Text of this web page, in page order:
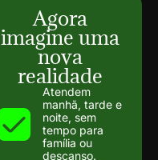
Agora
imagine uma
nova
realidade
Atendem
manhã, tarde e
noite, sem
tempo para
família ou
descanso.